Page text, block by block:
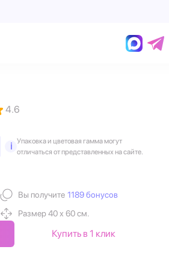
4.6
i
Упаковка и цветовая гамма могут
отличаться от представленных на сайте.
Вы получите 1189 бонусов
Размер 40 х 60 см.
Купить в 1 клик